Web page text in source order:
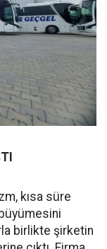
kısa süre
birlikte şirketin